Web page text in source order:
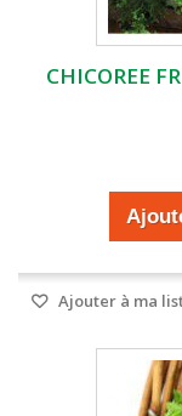
CHICOREE
Ajouter à ma